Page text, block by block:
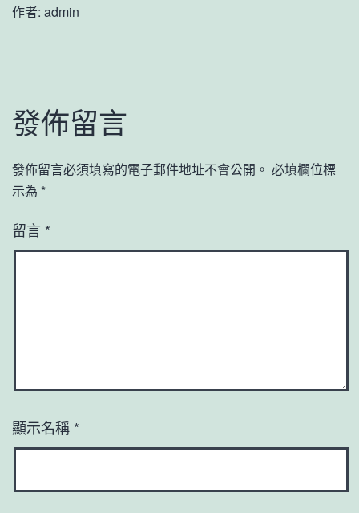
作者: admin
發佈留言
發佈留言必須填寫的電子郵件地址不會公開。 必填欄位標
示為 *
留言 *
顯示名稱 *